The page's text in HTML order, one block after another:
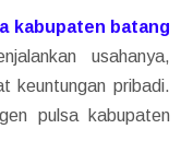
kabupaten batang
usahanya,
keuntungan pribadi.
pulsa kabupaten